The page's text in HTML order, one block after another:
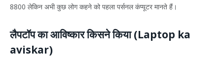
8800 लेकिन अभी कुछ लोग कहने को पहला पर्सनल कंप्यूटर मानते हैं।
लैपटॉप का आविष्कार किसने किया (Laptop ka
aviskar)